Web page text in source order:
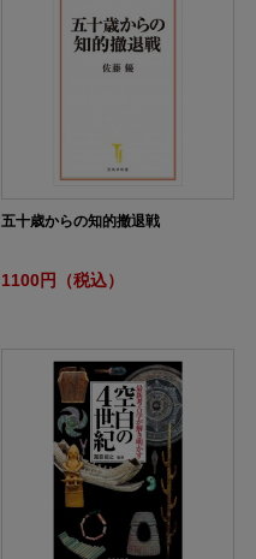
五十歳からの知的撤退戦
1100円（税込）